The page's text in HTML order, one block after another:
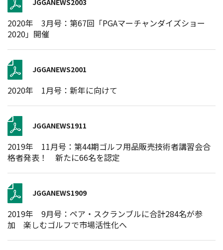
JGGANEWS2003
2020年 3月号：第67回「PGAマーチャンダイズショー
2020」開催
JGGANEWS2001
2020年 1月号：新年に向けて
JGGANEWS1911
2019年 11月号：第44期ゴルフ用品販売技術者講習会合
格者発表！ 新たに66名を認定
JGGANEWS1909
2019年 9月号：ペア・スクランブルに合計284名が参
加 楽しむゴルフで市場活性化へ